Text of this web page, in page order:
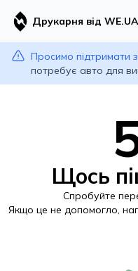
Друкарня від WE.UA
Просимо підтримати
потребує авто для
Щось
Спробуйте
Якщо це не допомогло,